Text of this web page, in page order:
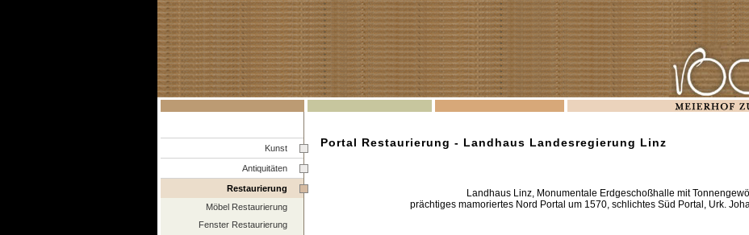
Kunst
Antiquitäten
Restaurierung
Möbel Restaurierung
Fenster Restaurierung
Portal Restaurierung - Landhaus Landesregierung Linz
Landhaus Linz, Monumentale Erdgeschoßhalle mit
prächtiges mamoriertes Nord Portal um 1570, schlichtes Süd Portal, Urk.